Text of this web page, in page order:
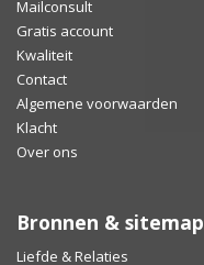
Mailconsult
Gratis account
Kwaliteit
Contact
Algemene voorwaarden
Klacht
Over ons
Bronnen & sitemap
Liefde & Relaties